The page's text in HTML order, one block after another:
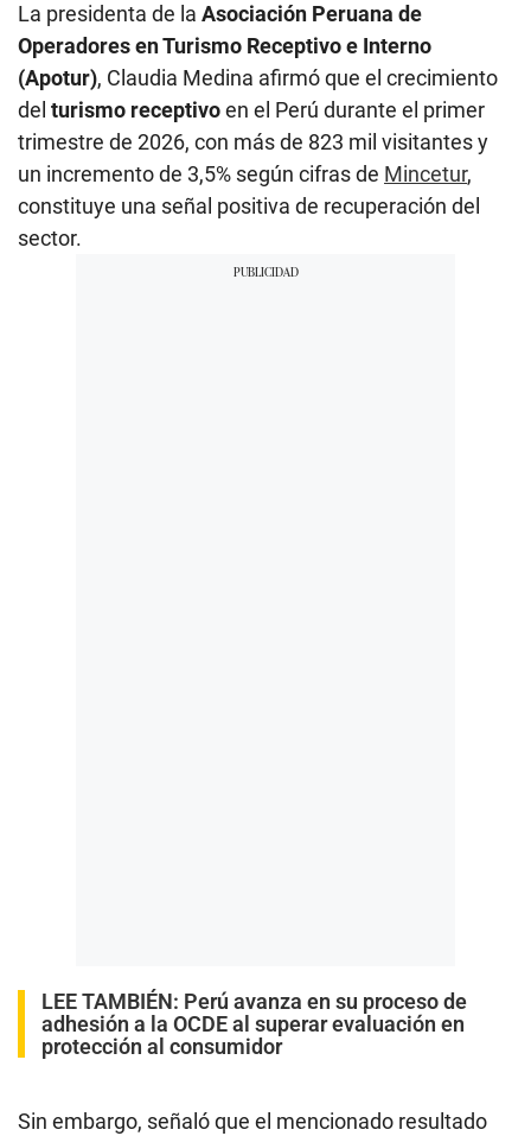
La presidenta de la Asociación Peruana de
Operadores en Turismo Receptivo e Interno
(Apotur), Claudia Medina afirmó que el crecimiento
del turismo receptivoen el Perú durante el primer
trimestre de 2026, con más de 823 mil visitantes y
un incremento de 3,5% según cifras de Mincetur,
constituye una señal positiva de recuperación del
sector.
LEE TAMBIÉN: Perú avanza en su proceso de
adhesión a la OCDE al superar evaluación en
protección al consumidor
Sin embargo, señaló que el mencionado resultado